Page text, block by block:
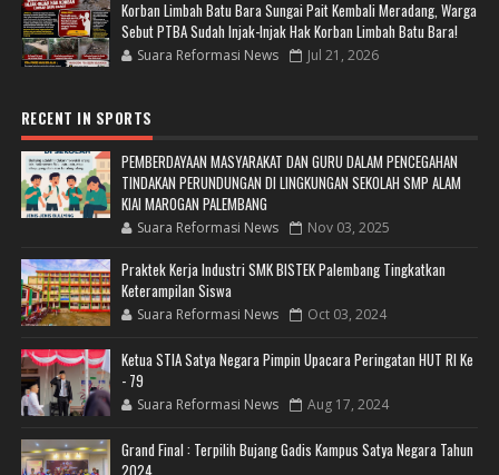
Korban Limbah Batu Bara Sungai Pait Kembali Meradang, Warga
Sebut PTBA Sudah Injak-Injak Hak Korban Limbah Batu Bara!
Suara Reformasi News Jul 21, 2026
RECENT IN SPORTS
PEMBERDAYAAN MASYARAKAT DAN GURU DALAM PENCEGAHAN
TINDAKAN PERUNDUNGAN DI LINGKUNGAN SEKOLAH SMP ALAM
KIAI MAROGAN PALEMBANG
Suara Reformasi News Nov 03, 2025
Praktek Kerja Industri SMK BISTEK Palembang Tingkatkan
Keterampilan Siswa
Suara Reformasi News Oct 03, 2024
Ketua STIA Satya Negara Pimpin Upacara Peringatan HUT RI Ke
- 79
Suara Reformasi News Aug 17, 2024
Grand Final : Terpilih Bujang Gadis Kampus Satya Negara Tahun